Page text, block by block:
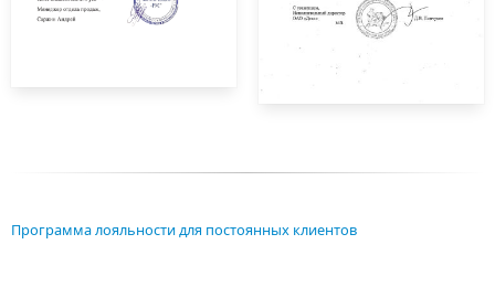
Программа лояльности для постоянных клиентов